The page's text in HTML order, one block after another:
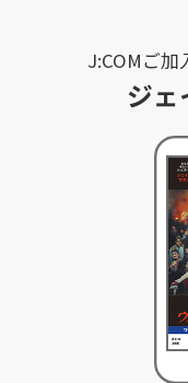
J:COMご
ジ